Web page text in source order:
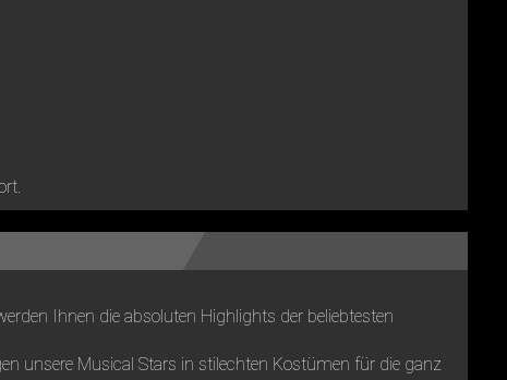
Ihnen die absoluten Highlights der beliebtesten
unsere Musical Stars in stilechten Kostümen für die ganz